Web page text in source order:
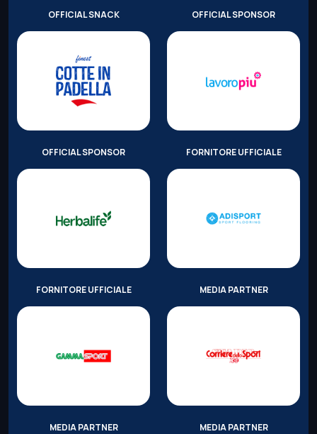
OFFICIAL SNACK OFFICIAL SPONSOR
OFFICIAL SPONSOR FORNITORE UFFICIALE
FORNITORE UFFICIALE MEDIA PARTNER
MEDIA PARTNER MEDIA PARTNER